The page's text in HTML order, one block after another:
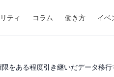
ティ コラム 働き方 イベ
をある程度引き継いだデータ移行